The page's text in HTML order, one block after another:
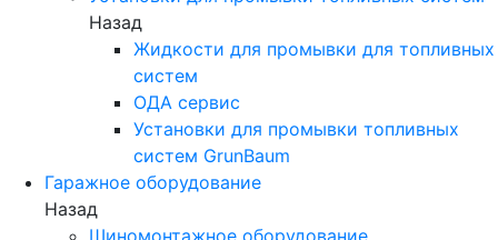
Назад
Жидкости для промывки для топливных
систем
ОДА сервис
Установки для промывки топливных
систем GrunBaum
Гаражное оборудование
Назад
Шиномонтажное оборудование